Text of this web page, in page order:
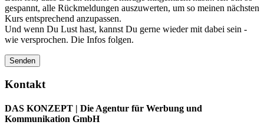
gespannt, alle Rückmeldungen auszuwerten, um so meinen nächsten
Kurs entsprechend anzupassen.
Und wenn Du Lust hast, kannst Du gerne wieder mit dabei sein -
wie versprochen. Die Infos folgen.
Senden
Kontakt
DAS KONZEPT | Die Agentur für Werbung und
Kommunikation GmbH